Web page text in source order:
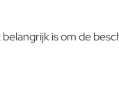
is om de